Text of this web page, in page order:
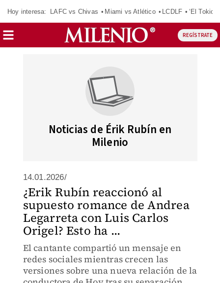
Hoy interesa: LAFC vs Chivas Miami vs Atlético LCDLF ‘El Tokio’
REGÍSTRATE
Noticias de Érik Rubín en
Milenio
14.01.2026/
¿Erik Rubín reaccionó al
supuesto romance de Andrea
Legarreta con Luis Carlos
Origel? Esto ha ...
El cantante compartió un mensaje en
redes sociales mientras crecen las
versiones sobre una nueva relación de la